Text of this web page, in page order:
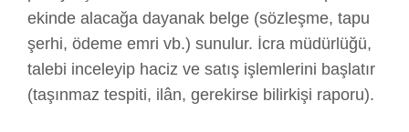
ekinde alacağa dayanak belge (sözleşme, tapu
şerhi, ödeme emri vb.) sunulur. İcra müdürlüğü,
talebi inceleyip haciz ve satış işlemlerini başlatır
(taşınmaz tespiti, ilân, gerekirse bilirkişi raporu).